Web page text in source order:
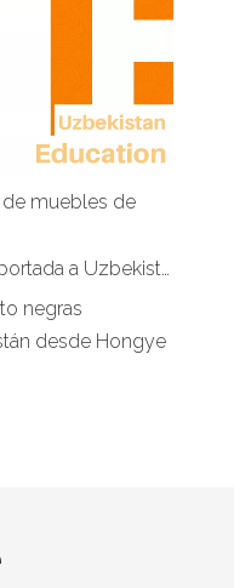
muebles de
Silla de formación exportada a Uzbekistán
negras
desde Hongye